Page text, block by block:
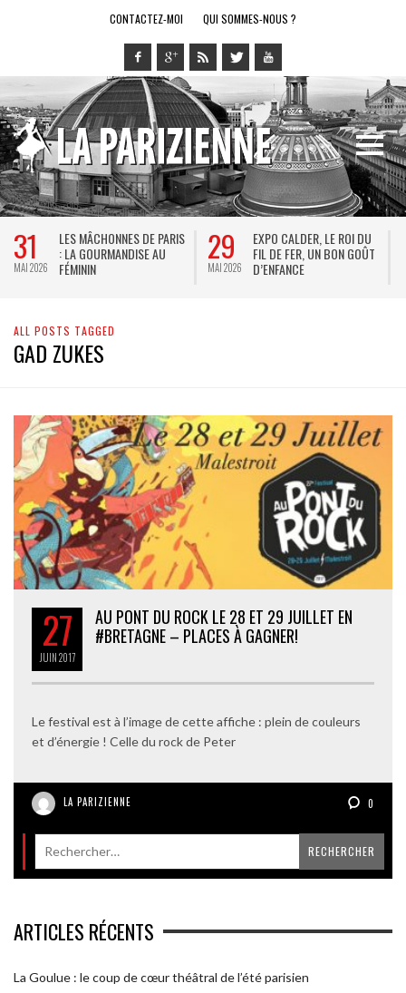
CONTACTEZ-MOI QUI SOMMES-NOUS ?
31
MAI 2026
LES MÂCHONNES DE PARIS
: LA GOURMANDISE AU
FÉMININ
29
MAI 2026
EXPO CALDER, LE ROI DU
FIL DE FER, UN BON GOÛT
D’ENFANCE
ALL POSTS TAGGED
GAD ZUKES
27
JUIN2017
AU PONT DU ROCK LE 28 ET 29 JUILLET EN
#BRETAGNE – PLACES À GAGNER!
Le festival est à l’image de cette affiche : plein de couleurs
et d’énergie ! Celle du rock de Peter
LA PARIZIENNE 0
ARTICLES RÉCENTS
La Goulue : le coup de cœur théâtral de l’été parisien